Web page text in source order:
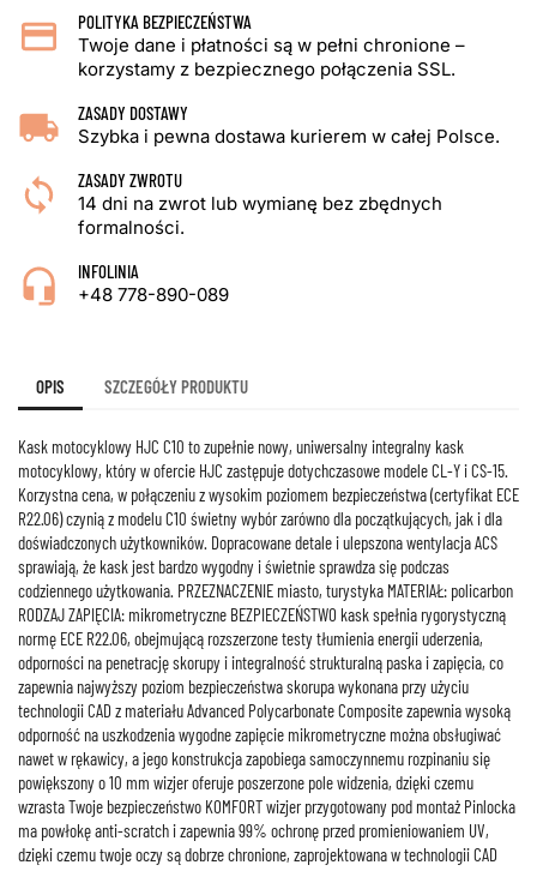
POLITYKA BEZPIECZEŃSTWA
Twoje dane i płatności są w pełni chronione –
korzystamy z bezpiecznego połączenia SSL.
ZASADY DOSTAWY
Szybka i pewna dostawa kurierem w całej Polsce.
ZASADY ZWROTU
14 dni na zwrot lub wymianę bez zbędnych
formalności.
INFOLINIA
+48 778-890-089
OPIS SZCZEGÓŁY PRODUKTU
Kask motocyklowy HJC C10 to zupełnie nowy, uniwersalny integralny kask
motocyklowy, który w ofercie HJC zastępuje dotychczasowe modele CL-Y i CS-15.
Korzystna cena, w połączeniu z wysokim poziomem bezpieczeństwa (certyfikat ECE
R22.06) czynią z modelu C10 świetny wybór zarówno dla początkujących, jak i dla
doświadczonych użytkowników. Dopracowane detale i ulepszona wentylacja ACS
sprawiają, że kask jest bardzo wygodny i świetnie sprawdza się podczas
codziennego użytkowania. PRZEZNACZENIE miasto, turystyka MATERIAŁ: policarbon
RODZAJ ZAPIĘCIA: mikrometryczne BEZPIECZEŃSTWO kask spełnia rygorystyczną
normę ECE R22.06, obejmującą rozszerzone testy tłumienia energii uderzenia,
odporności na penetrację skorupy i integralność strukturalną paska i zapięcia, co
zapewnia najwyższy poziom bezpieczeństwa skorupa wykonana przy użyciu
technologii CAD z materiału Advanced Polycarbonate Composite zapewnia wysoką
odporność na uszkodzenia wygodne zapięcie mikrometryczne można obsługiwać
nawet w rękawicy, a jego konstrukcja zapobiega samoczynnemu rozpinaniu się
powiększony o 10 mm wizjer oferuje poszerzone pole widzenia, dzięki czemu
wzrasta Twoje bezpieczeństwo KOMFORT wizjer przygotowany pod montaż Pinlocka
ma powłokę anti-scratch i zapewnia 99% ochronę przed promieniowaniem UV,
dzięki czemu twoje oczy są dobrze chronione, zaprojektowana w technologii CAD